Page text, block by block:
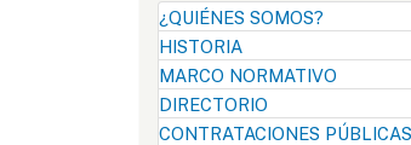
¿QUIÉNES SOMOS?
HISTORIA
MARCO NORMATIVO
DIRECTORIO
CONTRATACIONES PÚBLICAS